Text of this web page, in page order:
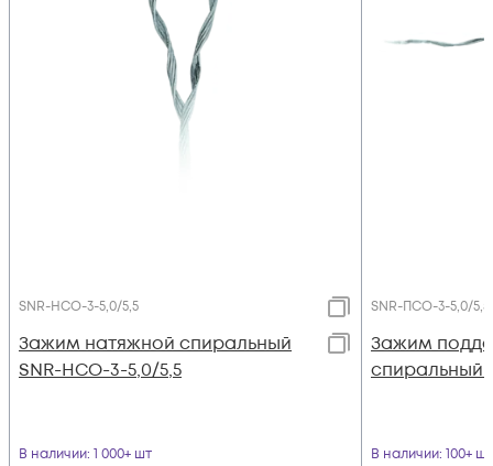
SNR-НСО-3-5,0/5,5
Зажим натяжной спиральный
SNR-НСО-3-5,0/5,5
В наличии: 1 000+ шт
SNR-ПСО-3-5,0/5,5
Зажим
спиральный
В наличии: 100+ шт